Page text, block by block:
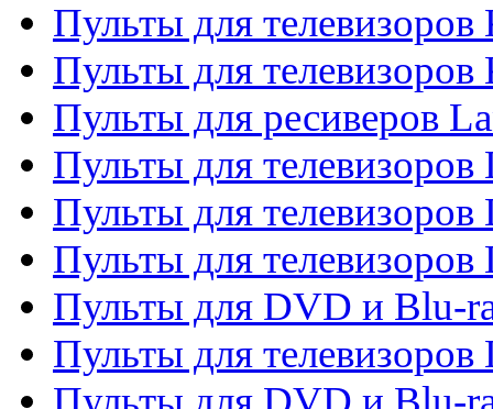
Пульты для
Пульты для
Пульты для ресиверов
Пульты для телевизоров
Пульты для телевизоров
Пульты для телевизоров
Пульты для DVD и Blu-
Пульты для телевизоров